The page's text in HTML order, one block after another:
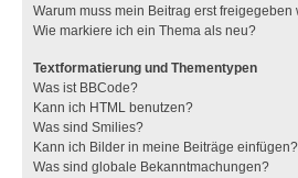
Warum muss mein Beitrag erst freigegeben
Wie markiere ich ein Thema als neu?
Textformatierung und Thementypen
Was ist BBCode?
Kann ich HTML benutzen?
Was sind Smilies?
Kann ich Bilder in meine Beiträge einfügen?
Was sind globale Bekanntmachungen?